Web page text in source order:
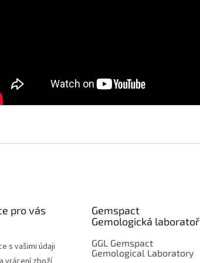
pro vás
s vašimi údaji
Gemspact
Gemologická laboratoř
GGL Gemspact
Gemological Laboratory